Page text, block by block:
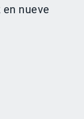
nueve